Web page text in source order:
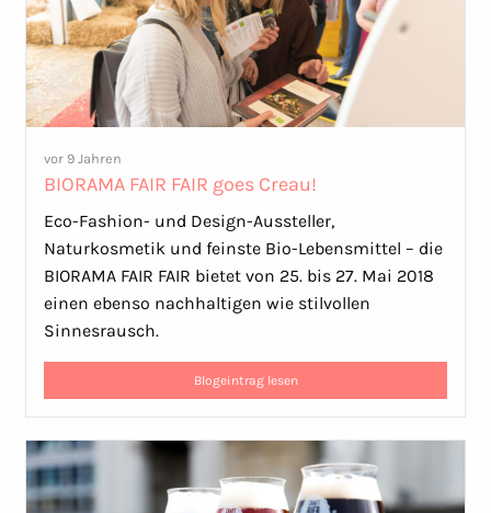
vor 9 Jahren
BIORAMA FAIR FAIR goes Creau!
Eco-Fashion- und Design-Aussteller,
Naturkosmetik und feinste Bio-Lebensmittel – die
BIORAMA FAIR FAIR bietet von 25. bis 27. Mai 2018
einen ebenso nachhaltigen wie stilvollen
Sinnesrausch.
Blogeintrag lesen